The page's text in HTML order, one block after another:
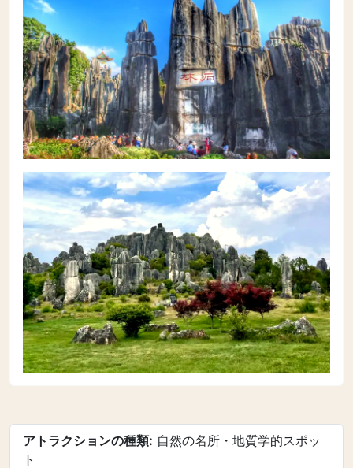
アトラクションの種類: 自然の名所・地質学的スポッ
ト